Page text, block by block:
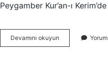
Peygamber Kur’an-ı
Devamını okuyun Dünyada
Ilk